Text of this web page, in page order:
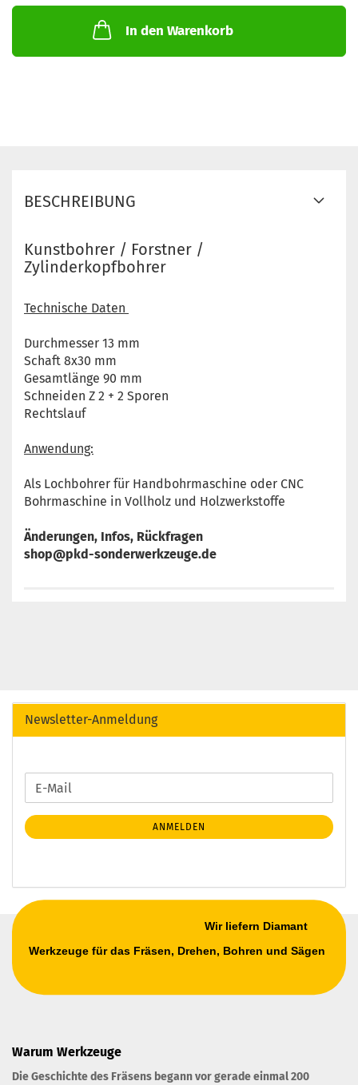
In den Warenkorb
BESCHREIBUNG
Kunstbohrer / Forstner /
Zylinderkopfbohrer
Technische Daten
Durchmesser 13 mm
Schaft 8x30 mm
Gesamtlänge 90 mm
Schneiden Z 2 + 2 Sporen
Rechtslauf
Anwendung:
Als Lochbohrer für Handbohrmaschine oder CNC
Bohrmaschine in Vollholz und Holzwerkstoffe
Änderungen, Infos, Rückfragen
shop@pkd-sonderwerkzeuge.de
Newsletter-Anmeldung
WEITER
ZUR
NEWSLETTER-
ANMELDUNG
E-
Mail
ANMELDEN
Wir liefern Diamant
Werkzeuge für das Fräsen, Drehen, Bohren und Sägen
Warum Werkzeuge
Die Geschichte des Fräsens begann vor gerade einmal 200